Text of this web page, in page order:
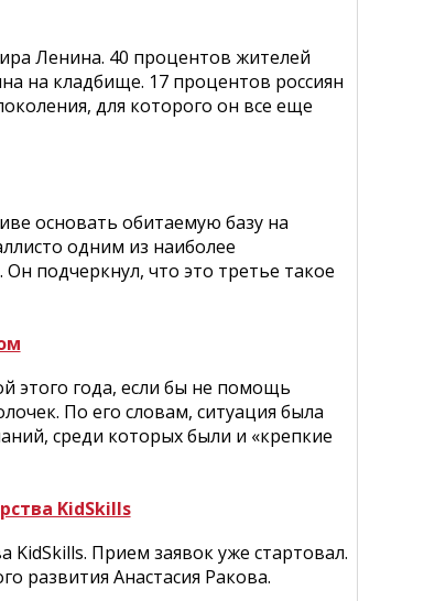
Ленина. 40 процентов жителей
на кладбище. 17 процентов россиян
для которого он все еще
основать обитаемую базу на
одним из наиболее
подчеркнул, что это третье такое
этого года, если бы не помощь
По его словам, ситуация была
среди которых были и «крепкие
KidSkills
Прием заявок уже стартовал.
развития Анастасия Ракова.